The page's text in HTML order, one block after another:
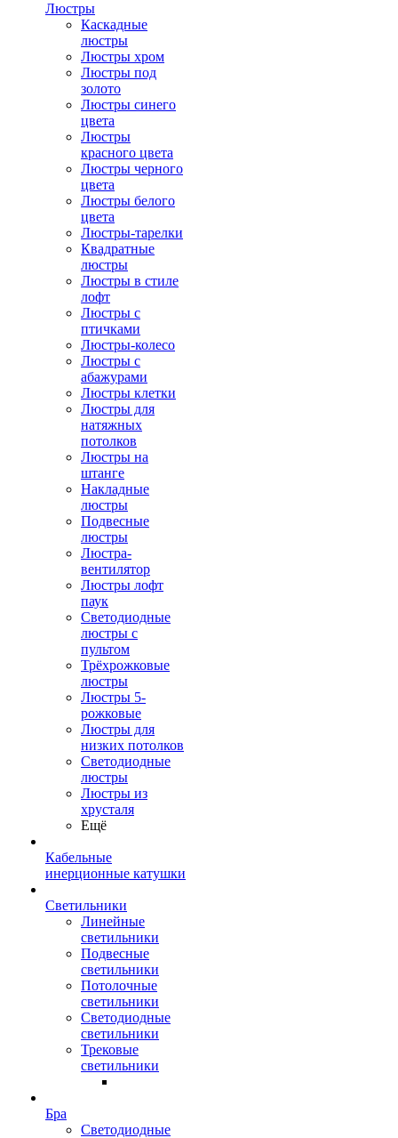
Люстры
Каскадные
люстры
Люстры хром
Люстры под
золото
Люстры синего
цвета
Люстры
красного цвета
Люстры черного
цвета
Люстры белого
цвета
Люстры-тарелки
Квадратные
люстры
Люстры в стиле
лофт
Люстры с
птичками
Люстры-колесо
Люстры с
абажурами
Люстры клетки
Люстры для
натяжных
потолков
Люстры на
штанге
Накладные
люстры
Подвесные
люстры
Люстра-
вентилятор
Люстры лофт
паук
Светодиодные
люстры с
пультом
Трёхрожковые
люстры
Люстры 5-
рожковые
Люстры для
низких потолков
Cветодиодные
люстры
Люстры из
хрусталя
Ещё
Кабельные
инерционные катушки
Светильники
Линейные
светильники
Подвесные
светильники
Потолочные
светильники
Светодиодные
светильники
Трековые
светильники
Бра
Светодиодные